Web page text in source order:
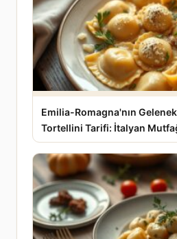
Emilia-Romagna'nın
Tortellini Tarifi: İtalyan